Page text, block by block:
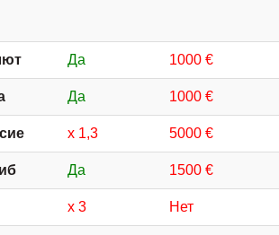
Да 1000 €
Да 1000 €
х 1,3 5000 €
Да 1500 €
х 3 Нет